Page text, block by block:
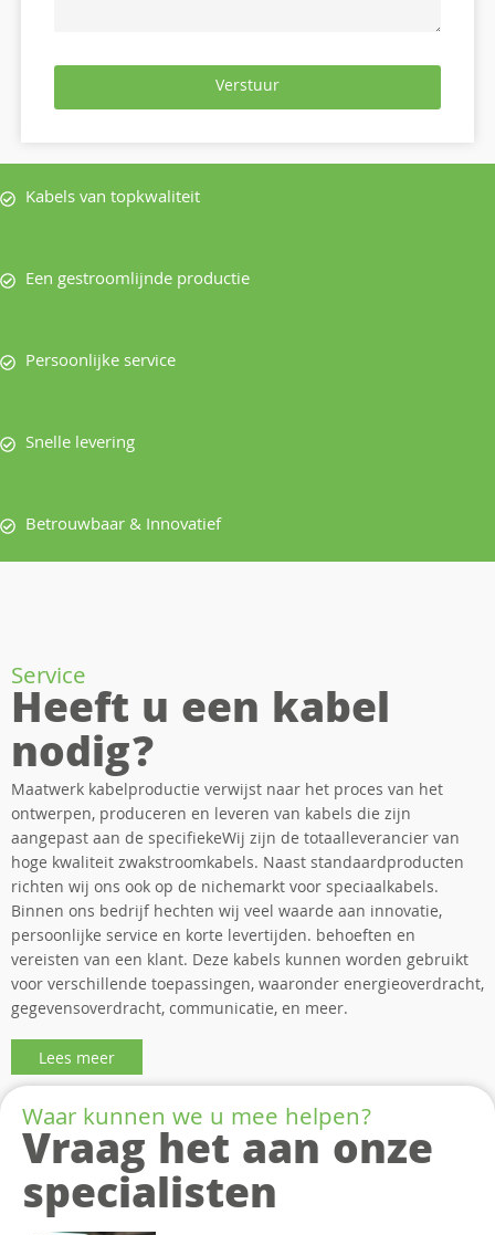
Verstuur
Kabels van topkwaliteit
Een gestroomlijnde productie
Persoonlijke service
Snelle levering
Betrouwbaar & Innovatief
Service
Heeft u een kabel
nodig?
Maatwerk kabelproductie verwijst naar het proces van het
ontwerpen, produceren en leveren van kabels die zijn
aangepast aan de specifiekeWij zijn de totaalleverancier van
hoge kwaliteit zwakstroomkabels. Naast standaardproducten
richten wij ons ook op de nichemarkt voor speciaalkabels.
Binnen ons bedrijf hechten wij veel waarde aan innovatie,
persoonlijke service en korte levertijden. behoeften en
vereisten van een klant. Deze kabels kunnen worden gebruikt
voor verschillende toepassingen, waaronder energieoverdracht,
gegevensoverdracht, communicatie, en meer.
Lees meer
Waar kunnen we u mee helpen?
Vraag het aan onze
specialisten